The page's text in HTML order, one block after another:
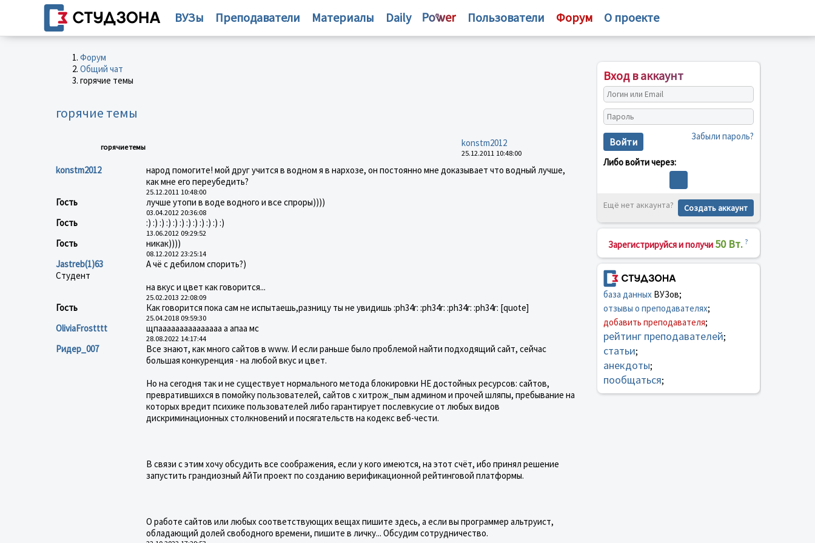
ВУЗы Преподаватели Материалы Daily Пользователи Форум О проекте
Форум
Общий чат
горячие темы
горячие темы
горячие темы konstm2012
25.12.2011 10:48:00
konstm2012
народ помогите! мой друг учится в водном я в нархозе, он постоянно мне доказывает что водный лучше,
как мне его переубедить?
25.12.2011 10:48:00
Гость лучше утопи в воде водного и все спроры))))
03.04.2012 20:36:08
Гость :) :) :) :) :) :) :) :) :) :) :) :)
13.06.2012 09:29:52
Гость никак))))
08.12.2012 23:25:14
Jastreb(1)63
Студент
А чё с дебилом спорить?)
на вкус и цвет как говорится...
25.02.2013 22:08:09
Гость Как говорится пока сам не испытаешь,разницу ты не увидишь :ph34r: :ph34r: :ph34r: :ph34r: [quote]
25.04.2018 09:59:30
OliviaFrostttt щпааааааааааааааа а апаа мс
28.08.2022 14:17:44
Ридер_007
Все знают, как много сайтов в www. И если раньше было проблемой найти подходящий сайт, сейчас
большая конкуренция - на любой вкус и цвет.
Но на сегодня так и не существует нормального метода блокировки НЕ достойных ресурсов: сайтов,
превратившихся в помойку пользователей, сайтов с хитрож_пым админом и прочей шляпы, пребывание на
которых вредит психике пользователей либо гарантирует послевкусие от любых видов
дискриминационных столкновений и посягательств на кодекс веб-чести.
В связи с этим хочу обсудить все соображения, если у кого имеются, на этот счёт, ибо принял решение
запустить грандиозный АйТи проект по созданию верификационной рейтинговой платформы.
О работе сайтов или любых соответствующих вещах пишите здесь, а если вы программер альтруист,
обладающий долей свободного времени, пишите в личку... Обсудим сотрудничество.
Вход в аккаунт
Войти Забыли пароль?
Либо войти через:
Ещё нет аккаунта? Создать аккаунт
Зарегистрируйся и получи 50 Вт. ?
база данныхВУЗов;
отзывы о преподавателях;
добавить преподавателя;
рейтинг преподавателей;
статьи;
анекдоты;
пообщаться;